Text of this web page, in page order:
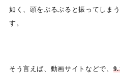
如く、頭をぶるぶると振ってしま
す。
そう言えば、動画サイトなどで、